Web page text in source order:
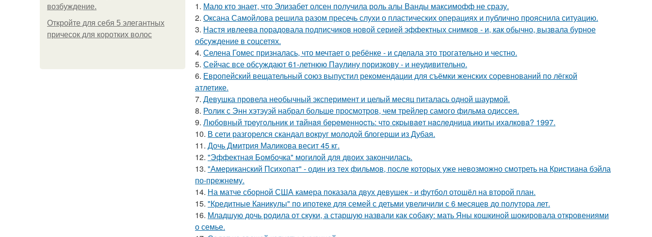
возбуждение.
Откройте для себя 5 элегантных
причесок для коротких волос
1. Мало кто знает, что Элизабет олсен получила роль алы Ванды максимофф не сразу.
2. Оксана Самойлова решила разом пресечь слухи о пластических операциях и публично прояснила ситуацию.
3. Настя ивлеева порадовала подписчиков новой серией эффектных снимков - и, как обычно, вызвала бурное
обсуждение в соцсетях.
4. Селена Гомес призналась, что мечтает о ребёнке - и сделала это трогательно и честно.
5. Сейчас все обсуждают 61-летнюю Паулину поризкову - и неудивительно.
6. Европейский вещательный союз выпустил рекомендации для съёмки женских соревнований по лёгкой
атлетике.
7. Девушка провела необычный эксперимент и целый месяц питалась одной шаурмой.
8. Ролик с Энн хэтэуэй набрал больше просмотров, чем трейлер самого фильма одиссея.
9. Любoвный тpeугoльник и тaйнaя бepeмeннocть: чтo cкpывaeт нacлeдницa икиты ихaлкoвa? 1997.
10. В сети разгорелся скандал вокруг молодой блогерши из Дубая.
11. Дочь Дмитрия Маликова весит 45 кг.
12. "Эффектная Бомбочка" могилой для двоих закончилась.
13. "Американский Психопат" - один из тех фильмов, после которых уже невозможно смотреть на Кристиана бэйла
по-прежнему.
14. На матче сборной США камера показала двух девушек - и футбол отошёл на второй план.
15. "Кредитные Каникулы" по ипотеке для семей с детьми увеличили с 6 месяцев до полутора лет.
16. Младшую дочь родила от скуки, а старшую назвали как собаку: мать Яны кошкиной шокировала откровениями
о семье.